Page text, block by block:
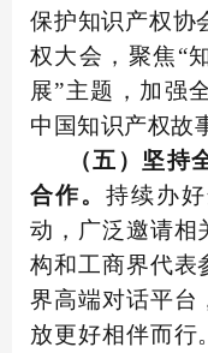
保护知识产权协
权大会，聚焦“
展”主题，加强
中国知识产权故
（五）坚持
合作。持续办
动，广泛邀请相
构和工商界代表
界高端对话平台
放更好相伴而行